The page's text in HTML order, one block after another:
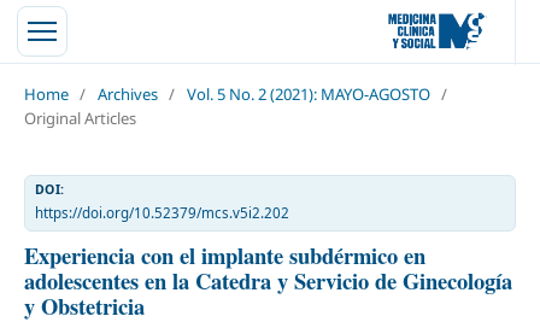
Home / Archives / Vol. 5 No. 2 (2021): MAYO-AGOSTO /
Original Articles
DOI:
https://doi.org/10.52379/mcs.v5i2.202
Experiencia con el implante subdérmico en
adolescentes en la Catedra y Servicio de Ginecología
y Obstetricia